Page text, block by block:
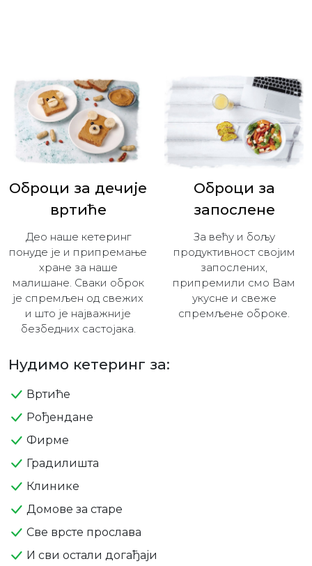
Оброци за дечијe
вртиће
Део наше кетеринг
понуде је и припремање
хране за наше
малишане. Сваки оброк
је спремљен од свежих
и што је најважније
безбедних састојака.
Оброци за
запослене
За већу и бољу
продуктивност својим
запослених,
припремили смо Вам
укусне и свеже
спремљене оброке.
Нудимо кетеринг за:
Вртиће
Рођендане
Фирме
Градилишта
Клинике
Домове за старе
Све врсте прослава
И сви остали догађаји